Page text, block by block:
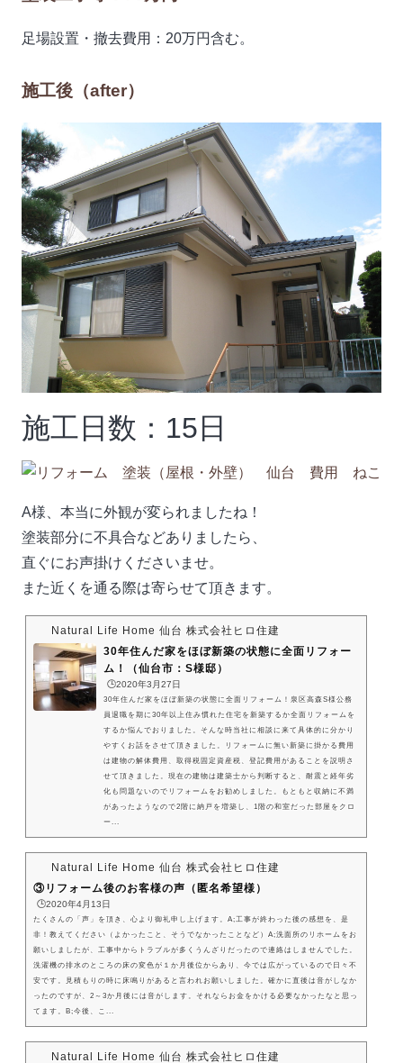
足場設置・撤去費用：20万円含む。
施工後（after）
施工日数：15日
A様、本当に外観が変られましたね！
塗装部分に不具合などありましたら、
直ぐにお声掛けくださいませ。
また近くを通る際は寄らせて頂きます。
Natural Life Home 仙台 株式会社ヒロ住建
30年住んだ家をほぼ新築の状態に全面リフォー
ム！（仙台市：S様邸）
🕒️2020年3月27日
30年住んだ家をほぼ新築の状態に全面リフォーム！泉区高森S様公務
員退職を期に30年以上住み慣れた住宅を新築するか全面リフォームを
するか悩んでおりました。そんな時当社に相談に来て具体的に分かり
やすくお話をさせて頂きました。リフォームに無い新築に掛かる費用
は建物の解体費用、取得税固定資産税、登記費用があることを説明さ
せて頂きました。現在の建物は建築士から判断すると、耐震と経年劣
化も問題ないのでリフォームをお勧めしました。もともと収納に不満
があったようなので2階に納戸を増築し、1階の和室だった部屋をクロ
ー...
Natural Life Home 仙台 株式会社ヒロ住建
③リフォーム後のお客様の声（匿名希望様）
🕒️2020年4月13日
たくさんの「声」を頂き、心より御礼申し上げます。A;工事が終わった後の感想を、是
非！教えてください（よかったこと、そうでなかったことなど）A;洗面所のリホームをお
願いしましたが、工事中からトラブルが多くうんざりだったので連絡はしませんでした。
洗濯機の排水のところの床の変色が１か月後位からあり、今では広がっているので日々不
安です。見積もりの時に床鳴りがあると言われお願いしました。確かに直後は音がしなか
ったのですが、2～3か月後には音がします。それならお金をかける必要なかったなと思っ
てます。B;今後、こ...
Natural Life Home 仙台 株式会社ヒロ住建